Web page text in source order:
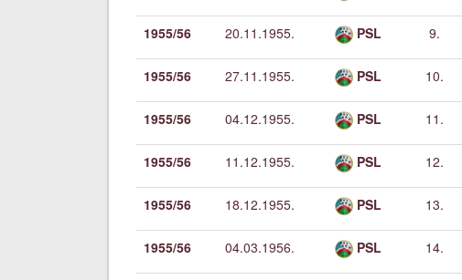
1955/56 20.11.1955. PSL 9.
1955/56 27.11.1955. PSL 10.
1955/56 04.12.1955. PSL 11.
1955/56 11.12.1955. PSL 12.
1955/56 18.12.1955. PSL 13.
1955/56 04.03.1956. PSL 14.